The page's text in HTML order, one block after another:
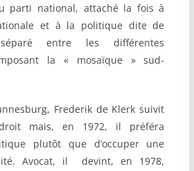
parti national, attaché la fois à
et à la politique dite de
séparé entre les différentes
la « mosaïque » sud-
Frederik de Klerk suivit
mais, en 1972, il préféra
plutôt que d’occuper une
Avocat, il devint, en 1978,